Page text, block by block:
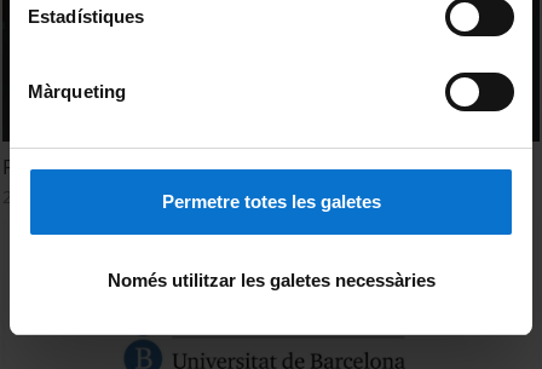
Estadístiques
Màrqueting
Permetre totes les galetes
Només utilitzar les galetes necessàries
Francesc Fontbona: Galeries d’art a Barcelona fins el 1936